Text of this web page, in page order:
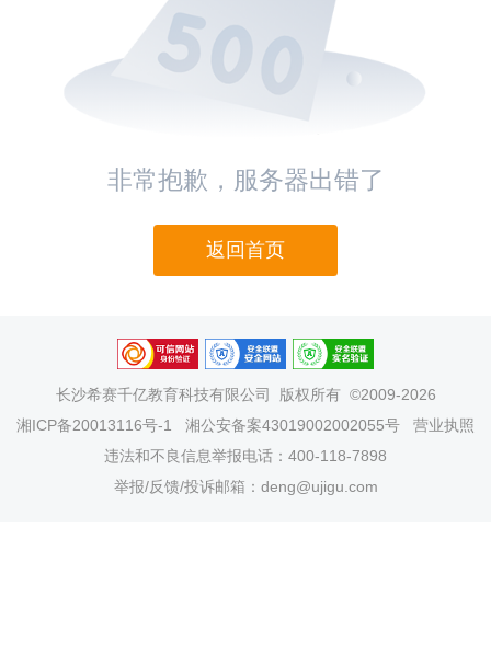
非常抱歉，服务器出错了
返回首页
长沙希赛千亿教育科技有限公司
版权所有 ©2009-2026
湘ICP备20013116号-1
湘公安备案43019002002055号
营业执照
违法和不良信息举报电话：400-118-7898
举报/反馈/投诉邮箱：deng@ujigu.com